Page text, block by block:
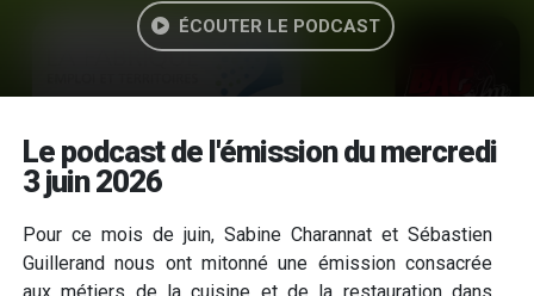
ÉCOUTER LE PODCAST
Le podcast de l'émission du mercredi
3 juin 2026
Pour ce mois de juin, Sabine Charannat et Sébastien
Guillerand nous ont mitonné une émission consacrée